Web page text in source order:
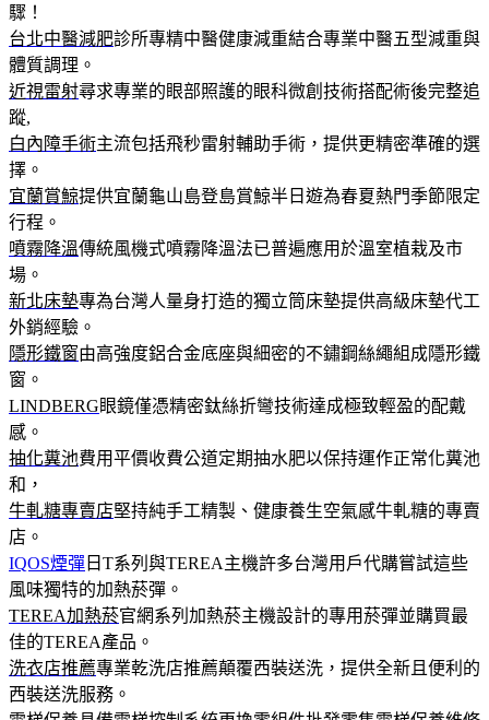
驟！
台北中醫減肥診所專精中醫健康減重結合專業中醫五型減重與
體質調理。
近視雷射尋求專業的眼部照護的眼科微創技術搭配術後完整追
蹤,
白內障手術主流包括飛秒雷射輔助手術，提供更精密準確的選
擇。
宜蘭賞鯨提供宜蘭龜山島登島賞鯨半日遊為春夏熱門季節限定
行程。
噴霧降溫傳統風機式噴霧降溫法已普遍應用於溫室植栽及市
場。
新北床墊專為台灣人量身打造的獨立筒床墊提供高級床墊代工
外銷經驗。
隱形鐵窗由高強度鋁合金底座與細密的不鏽鋼絲繩組成隱形鐵
窗。
LINDBERG眼鏡僅憑精密鈦絲折彎技術達成極致輕盈的配戴
感。
抽化糞池費用平價收費公道定期抽水肥以保持運作正常化糞池
和，
牛軋糖專賣店堅持純手工精製、健康養生空氣感牛軋糖的專賣
店。
IQOS煙彈 日T系列與TEREA主機許多台灣用戶代購嘗試這些
風味獨特的加熱菸彈。
TEREA加熱菸官網系列加熱菸主機設計的專用菸彈並購買最
佳的TEREA產品。
洗衣店推薦專業乾洗店推薦顛覆西裝送洗，提供全新且便利的
西裝送洗服務。